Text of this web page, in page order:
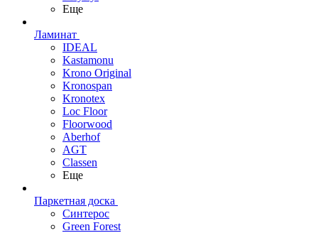
Еще
Ламинат
IDEAL
Kastamonu
Krono Original
Kronospan
Kronotex
Loc Floor
Floorwood
Aberhof
AGT
Classen
Еще
Паркетная доска
Синтерос
Green Forest